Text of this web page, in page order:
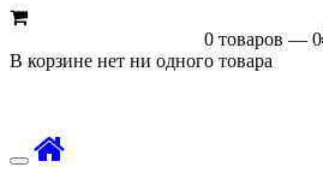
0 товаров — 0
В корзине нет ни одного товара
Toggle